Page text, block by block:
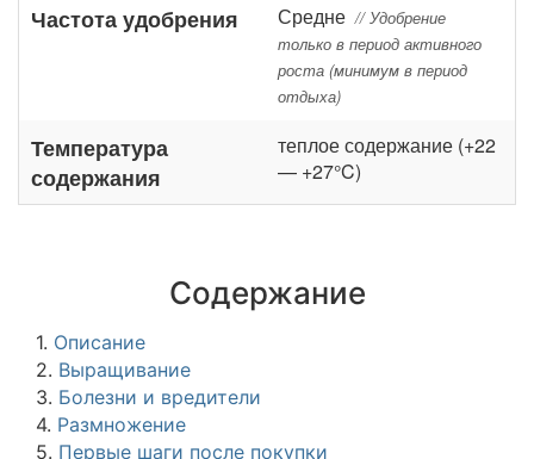
Частота удобрения Средне // Удобрение
только в период активного
роста (минимум в период
отдыха)
Температура
содержания
теплое содержание (+22
— +27°C)
Содержание
1. Описание
2. Выращивание
3. Болезни и вредители
4. Размножение
5. Первые шаги после покупки